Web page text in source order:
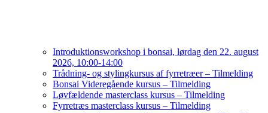
Introduktionsworkshop i bonsai, lørdag den 22. august
2026, 10:00-14:00
Trådning- og stylingkursus af fyrretræer – Tilmelding
Bonsai Videregående kursus – Tilmelding
Løvfældende masterclass kursus – Tilmelding
Fyrretræs masterclass kursus – Tilmelding